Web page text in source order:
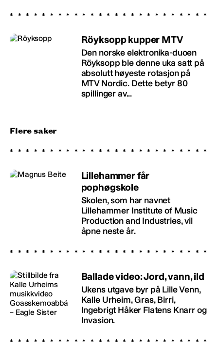
Röyksopp kupper MTV
Den norske elektronika-duoen
Röyksopp ble denne uka satt på
absolutt høyeste rotasjon på
MTV Nordic. Dette betyr 80
spillinger av...
Flere saker
Lillehammer får
pophøgskole
Skolen, som har navnet
Lillehammer Institute of Music
Production and Industries, vil
åpne neste år.
Ballade video: Jord, vann, ild
Ukens utgave byr på Lille Venn,
Kalle Urheim, Gras, Birri,
Ingebrigt Håker Flatens Knarr og
Invasion.